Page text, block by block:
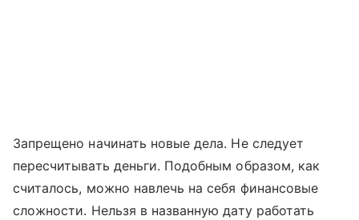
Запрещено начинать новые дела. Не следует
пересчитывать деньги. Подобным образом, как
считалось, можно навлечь на себя финансовые
сложности. Нельзя в названную дату работать